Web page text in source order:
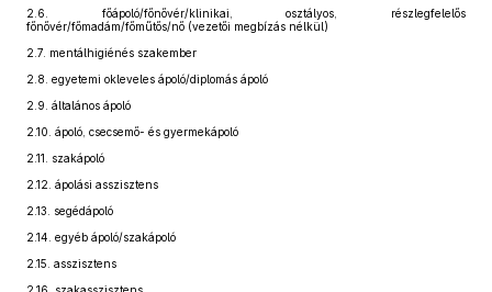
2.6.
főápoló/főnővér/klinikai, osztályos, részlegfelelős
főnővér/főmadám/főműtős/nő (vezetői megbízás nélkül)
2.7. mentálhigiénés szakember
2.8. egyetemi okleveles ápoló/diplomás ápoló
2.9. általános ápoló
2.10. ápoló, csecsemő- és gyermekápoló
2.11.
szakápoló
2.12. ápolási asszisztens
2.13.
segédápoló
2.14. egyéb ápoló/szakápoló
2.15. asszisztens